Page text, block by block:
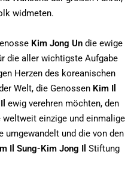
widmeten.
Kim Jong Un die ewige
die aller wichtigste Aufgabe
Herzen des koreanischen
Welt, die Genossen Kim Il
ewig verehren möchten, den
einzige und einmalige
umgewandelt und die von den
Il Sung-Kim Jong Il Stiftung